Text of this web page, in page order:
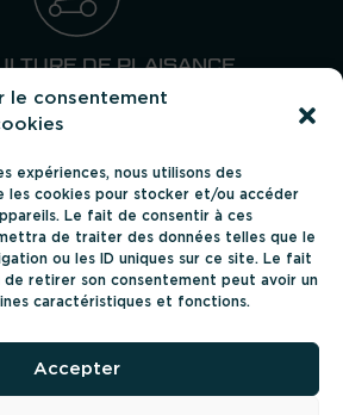
le consentement
expériences, nous utilisons des
les cookies pour stocker et/ou accéder
Le fait de consentir à ces
de traiter des données telles que le
ou les ID uniques sur ce site. Le fait
de retirer son consentement peut avoir un
caractéristiques et fonctions.
Accepter
DE PLAISANCE
Suivez-nous
VERTS PRO